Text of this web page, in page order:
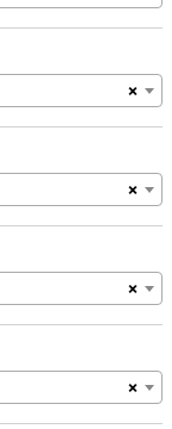
×
×
×
×